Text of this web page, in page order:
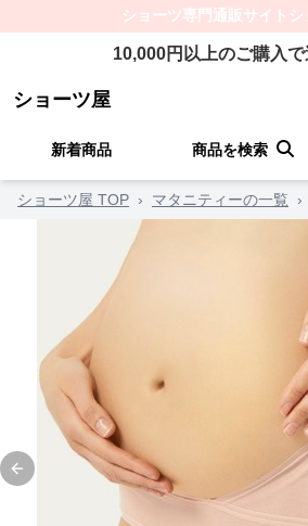
ショーツ専門通販サイト シ
10,000円以上のご購入
ショーツ屋
新着商品 商品を検索
ショーツ屋 TOP › マタニティーの一覧 ›
Previous slide